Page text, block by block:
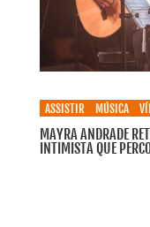
ASSISTIR MÚSICA
MAYRA ANDRADE
INTIMISTA QUE